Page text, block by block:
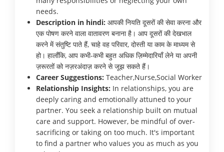
needs.
Description in hindi: आपकी नियति दूसरों की सेवा करना और
एक पोषण करने वाला वातावरण बनाना है। आप दूसरों की देखभाल
करने में संतुष्टि पाते हैं, चाहे वह परिवार, दोस्ती या काम के माध्यम से
हो। हालाँकि, आप कभी-कभी बहुत अधिक ज़िम्मेदारियाँ लेने या अपनी
ज़रूरतों को नज़रअंदाज़ करने से जूझ सकते हैं।
Career Suggestions: Teacher,Nurse,Social Worker
Relationship Insights: In relationships, you are
deeply caring and emotionally attuned to your
partner. You seek a relationship built on mutual
care and support. However, be mindful of over-
sacrificing or taking on too much. It's important
to find a partner who values you as much as you